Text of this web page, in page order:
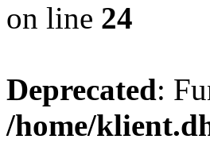
on line 24
Deprecated:
/home/